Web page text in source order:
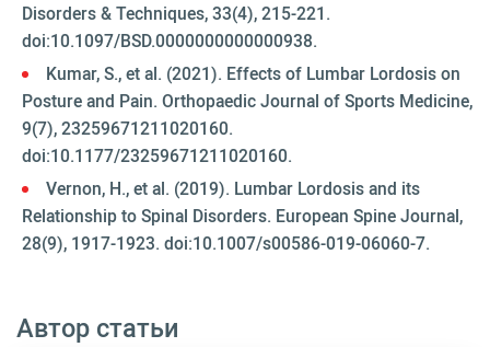
Disorders & Techniques, 33(4), 215-221.
doi:10.1097/BSD.0000000000000938.
Kumar, S., et al. (2021). Effects of Lumbar Lordosis on
Posture and Pain. Orthopaedic Journal of Sports Medicine,
9(7), 23259671211020160.
doi:10.1177/23259671211020160.
Vernon, H., et al. (2019). Lumbar Lordosis and its
Relationship to Spinal Disorders. European Spine Journal,
28(9), 1917-1923. doi:10.1007/s00586-019-06060-7.
Автор статьи